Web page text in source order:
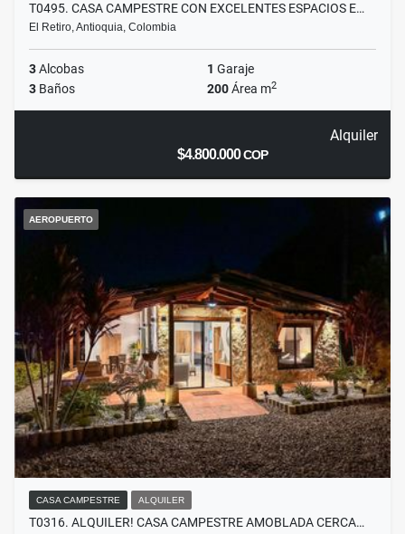
T0495. CASA CAMPESTRE CON EXCELENTES ESPACIOS E…
El Retiro, Antioquia, Colombia
3Alcobas 1 Garaje
3 Baños 200Área m2
Alquiler
$4.800.000COP
AEROPUERTO
CASA CAMPESTRE ALQUILER
T0316. ALQUILER! CASA CAMPESTRE AMOBLADA CERCA…